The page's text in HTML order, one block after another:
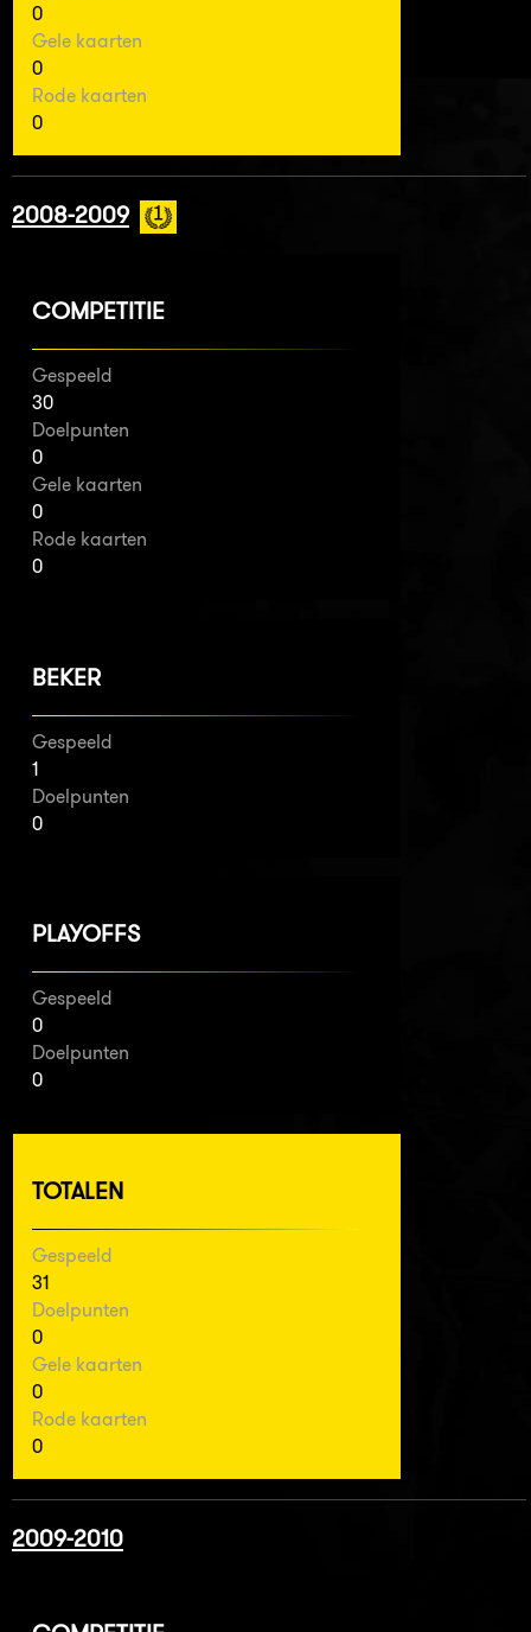
0
Gele kaarten
0
Rode kaarten
0
2008-2009
COMPETITIE
Gespeeld
30
Doelpunten
0
Gele kaarten
0
Rode kaarten
0
BEKER
Gespeeld
1
Doelpunten
0
PLAYOFFS
Gespeeld
0
Doelpunten
0
TOTALEN
Gespeeld
31
Doelpunten
0
Gele kaarten
0
Rode kaarten
0
2009-2010